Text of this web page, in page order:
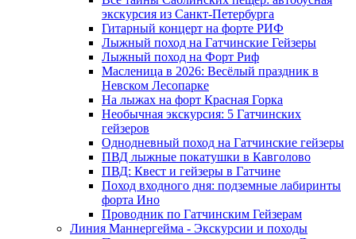
экскурсия из Санкт-Петербурга
Гитарный концерт на форте РИФ
Лыжный поход на Гатчинские Гейзеры
Лыжный поход на Форт Риф
Масленица в 2026: Весёлый праздник в
Невском Лесопарке
На лыжах на форт Красная Горка
Необычная экскурсия: 5 Гатчинских
гейзеров
Однодневный поход на Гатчинские гейзеры
ПВД лыжные покатушки в Кавголово
ПВД: Квест и гейзеры в Гатчине
Поход входного дня: подземные лабиринты
форта Ино
Проводник по Гатчинским Гейзерам
Линия Маннергейма - Экскурсии и походы